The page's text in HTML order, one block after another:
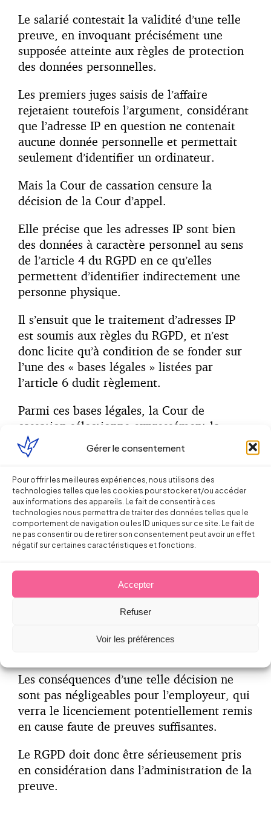
Gérer le consentement
Pour offrir les meilleures expériences, nous utilisons des
technologies telles que les cookies pour stocker et/ou accéder
aux informations des appareils. Le fait de consentir à ces
technologies nous permettra de traiter des données telles que le
comportement de navigation ou les ID uniques sur ce site. Le fait de
ne pas consentir ou de retirer son consentement peut avoir un effet
négatif sur certaines caractéristiques et fonctions.
Accepter
Refuser
Voir les préférences
Le salarié contestait la validité d’une telle
preuve, en invoquant précisément une
supposée atteinte aux règles de protection
des données personnelles.
Les premiers juges saisis de l’affaire
rejetaient toutefois l’argument, considérant
que l’adresse IP en question ne contenait
aucune donnée personnelle et permettait
seulement d’identifier un ordinateur.
Mais la Cour de cassation censure la
décision de la Cour d’appel.
Elle précise que les adresses IP sont bien
des données à caractère personnel au sens
de l’article 4 du RGPD en ce qu’elles
permettent d’identifier indirectement une
personne physique.
Il s’ensuit que le traitement d’adresses IP
est soumis aux règles du RGPD, et n’est
donc licite qu’à condition de se fonder sur
l’une des « bases légales » listées par
l’article 6 dudit règlement.
Parmi ces bases légales, la Cour de
cassation sélectionne expressément la
suivante : le consentement de la personne
concernée pour une ou plusieurs finalités
spécifiques.
Puis elle relève qu’au cas d’espèce «
l’employeur avait traité,sans le
consentement de l’intéressé, ces donnéesà
une autre fin, à savoir le contrôle
laquelle elles avaient été collectées
Elle en conclut que le constat d’huissier
Les conséquences d’une telle décision ne
sont pas négligeables pour l’employeur, qui
verra le licenciement potentiellement remis
en cause faute de preuves suffisantes.
Le RGPD doit donc être sérieusement pris
en considération dans l’administration de la
preuve.